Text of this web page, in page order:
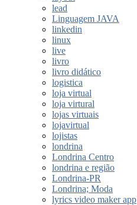
lead
Linguagem JAVA
linkedin
linux
live
livro
livro didático
logistica
loja virtual
loja virtural
lojas virtuais
lojavirtual
lojistas
londrina
Londrina Centro
londrina e região
Londrina-PR
Londrina; Moda
lyrics video maker app